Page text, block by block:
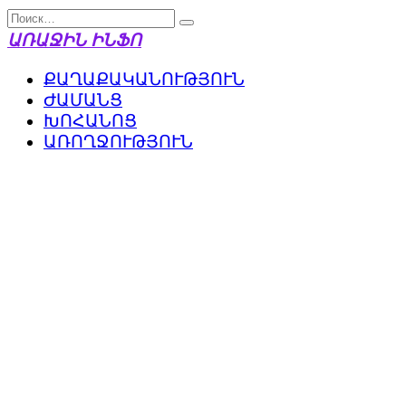
Перейти
к
Search
for:
ԱՌԱՋԻՆ ԻՆՖՈ
ՔԱՂԱՔԱԿԱՆՈՒԹՅՈՒՆ
ԺԱՄԱՆՑ
ԽՈՀԱՆՈՑ
ԱՌՈՂՋՈՒԹՅՈՒՆ